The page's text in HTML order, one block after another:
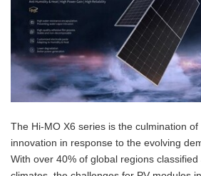
The Hi-MO X6 series is the culmination
innovation in response to the evolving
With over 40% of global regions